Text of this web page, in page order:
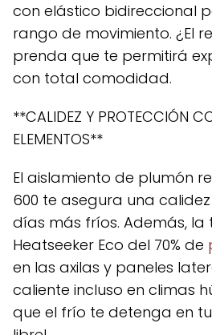
con elástico bidireccional
rango de movimiento. ¿El
prenda que te permitirá
con total comodidad.
**CALIDEZ Y PROTECCIÓN
ELEMENTOS**
El aislamiento de plumón
600 te asegura una
días más fríos. Además, la
Heatseeker Eco del 70% de
en las axilas y paneles
caliente incluso en climas
que el frío te detenga en